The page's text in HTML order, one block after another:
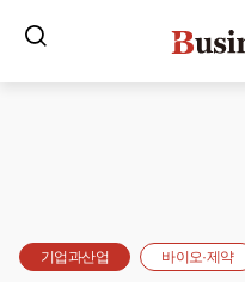
기업과산업 바이오·제약